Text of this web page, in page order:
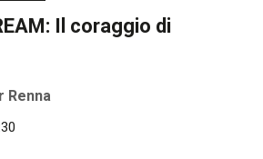
Il coraggio di
Renna